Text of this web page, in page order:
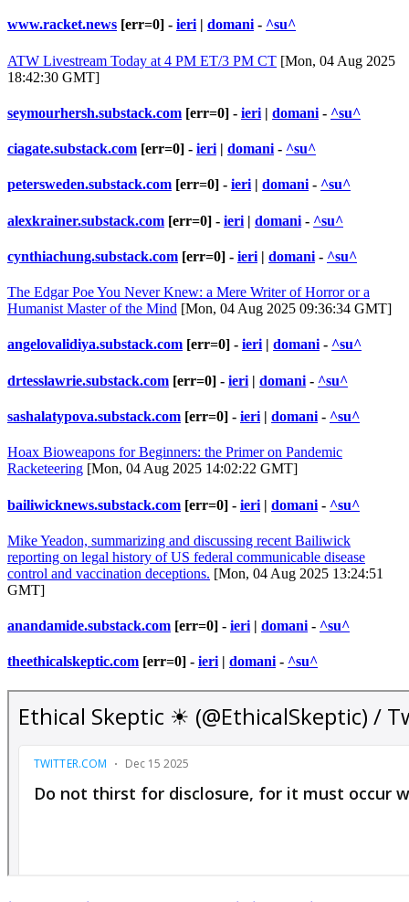
www.racket.news [err=0] - ieri | domani - ^su^
ATW Livestream Today at 4 PM ET/3 PM CT [Mon, 04 Aug 2025
18:42:30 GMT]
seymourhersh.substack.com [err=0] - ieri | domani - ^su^
ciagate.substack.com [err=0] - ieri | domani - ^su^
petersweden.substack.com [err=0] - ieri | domani - ^su^
alexkrainer.substack.com [err=0] - ieri | domani - ^su^
cynthiachung.substack.com [err=0] - ieri | domani - ^su^
The Edgar Poe You Never Knew: a Mere Writer of Horror or a
Humanist Master of the Mind [Mon, 04 Aug 2025 09:36:34 GMT]
angelovalidiya.substack.com [err=0] - ieri| domani- ^su^
drtesslawrie.substack.com [err=0] - ieri | domani - ^su^
sashalatypova.substack.com [err=0] - ieri | domani - ^su^
Hoax Bioweapons for Beginners: the Primer on Pandemic
Racketeering [Mon, 04 Aug 2025 14:02:22 GMT]
bailiwicknews.substack.com [err=0] - ieri | domani - ^su^
Mike Yeadon, summarizing and discussing recent Bailiwick
reporting on legal history of US federal communicable disease
control and vaccination deceptions. [Mon, 04 Aug 2025 13:24:51
GMT]
anandamide.substack.com [err=0] - ieri | domani - ^su^
theethicalskeptic.com [err=0] - ieri | domani - ^su^